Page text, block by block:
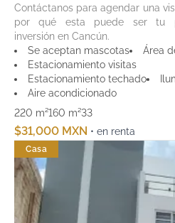
Contáctanos para agendar una
por qué esta puede ser tu
inversión en Cancún.
Se aceptan mascotas
Área
Estacionamiento visitas
Estacionamiento techado
Aire acondicionado
220 m²160 m²33
$31,000 MXN • en renta
Casa